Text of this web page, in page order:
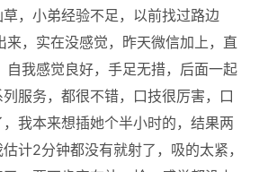
，小弟经验不足，以前找过路边
，实在没感觉，昨天微信加上，直
我感觉良好，手足无措，后面一起
服务，都很不错，口技很厉害，口
我本来想插她个半小时的，结果两
计2分钟都没有就射了，吸的太紧，